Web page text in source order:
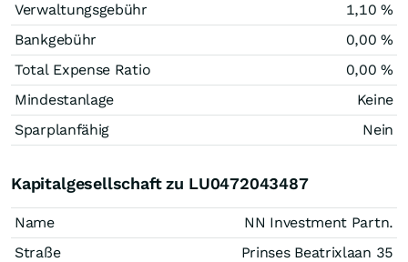
Verwaltungsgebühr
1,10 %
Bankgebühr
0,00 %
Total Expense Ratio
0,00 %
Mindestanlage
Keine
Sparplanfähig
Nein
Kapitalgesellschaft zu LU0472043487
Name
NN Investment Partn.
Straße
Prinses Beatrixlaan 35